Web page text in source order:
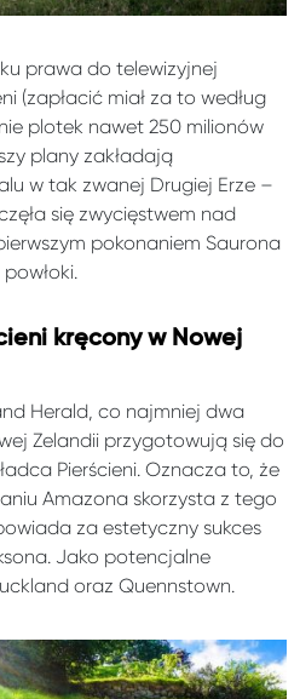
prawa do telewizyjnej
(zapłacić miał za to według
plotek nawet 250 milionów
plany zakładają
w tak zwanej Drugiej Erze –
się zwycięstwem nad
pokonaniem Saurona
kręcony w Nowej
Herald, co najmniej dwa
Zelandii przygotowują się do
Pierścieni. Oznacza to, że
Amazona skorzysta z tego
za estetyczny sukces
Jako potencjalne
oraz Quennstown.